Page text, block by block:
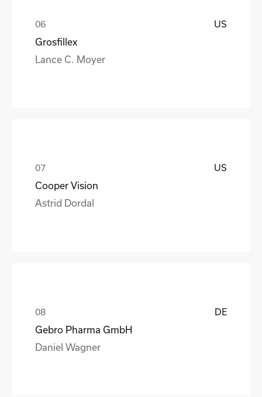
US
Grosfillex
Lance C. Moyer
US
Cooper Vision
Astrid Dordal
DE
Gebro Pharma GmbH
Daniel Wagner